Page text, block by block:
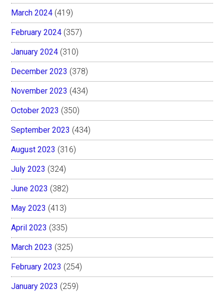
March 2024 (419)
February 2024 (357)
January 2024 (310)
December 2023 (378)
November 2023 (434)
October 2023 (350)
September 2023 (434)
August 2023 (316)
July 2023 (324)
June 2023 (382)
May 2023 (413)
April 2023 (335)
March 2023 (325)
February 2023 (254)
January 2023 (259)